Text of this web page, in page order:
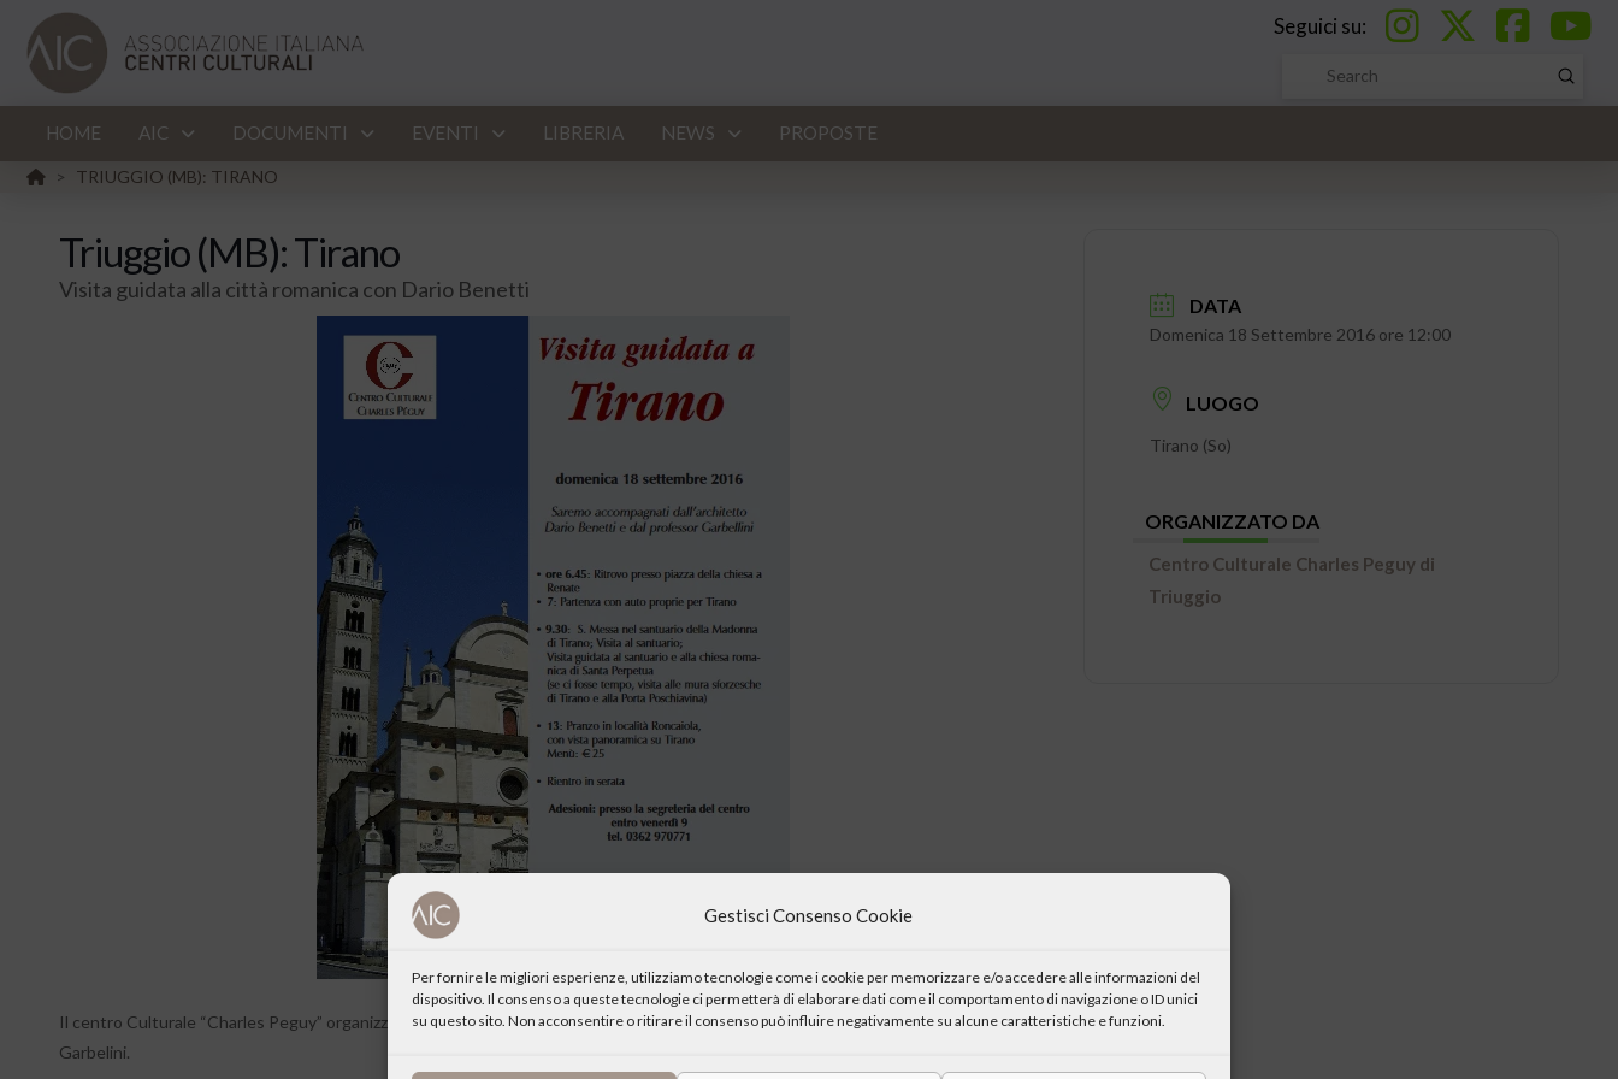
Gestisci Consenso Cookie
Per fornire le migliori esperienze, utilizziamo tecnologie come i cookie per memorizzare e/o accedere alle informazioni del
dispositivo. Il consenso a queste tecnologie ci permetterà di elaborare dati come il comportamento di navigazione o ID unici
su questo sito. Non acconsentire o ritirare il consenso può influire negativamente su alcune caratteristiche e funzioni.
Seguici su:
Search
Submit
HOME AIC DOCUMENTI EVENTI LIBRERIA NEWS PROPOSTE
HOME
> TRIUGGIO (MB): TIRANO
Triuggio (MB): Tirano
Visita guidata alla città romanica con Dario Benetti
Il centro Culturale “Charles Peguy” organizza una visita guidata alla città di Tirnano (So) curata da Dario Benetti e dal professor
Garbelini.
DATA
Domenica 18 Settembre 2016 ore 12:00
LUOGO
Tirano (So)
ORGANIZZATO DA
Centro Culturale Charles Peguy di
Triuggio